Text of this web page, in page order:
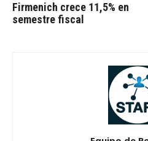
Firmenich crece 11,5% en
semestre fiscal